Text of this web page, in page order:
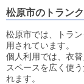
松原市のトラン
松原市では、トラ
用されています。
個人利用では、衣
スペースを広く使
れます。